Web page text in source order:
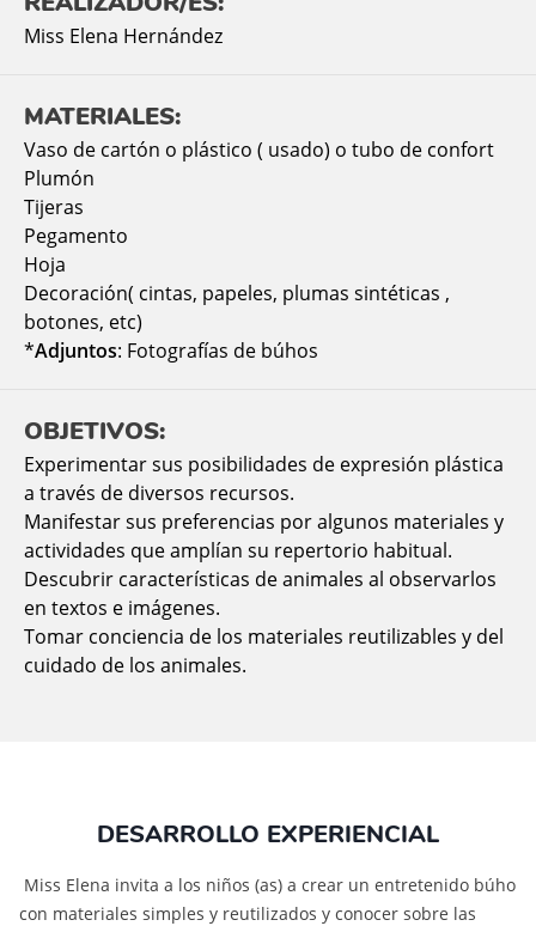
Miss Elena Hernández
MATERIALES:
Vaso de cartón o plástico ( usado) o tubo de confort
Plumón
Tijeras
Pegamento
Hoja
Decoración( cintas, papeles, plumas sintéticas ,
botones, etc)
*Adjuntos: Fotografías de búhos
OBJETIVOS:
Experimentar sus posibilidades de expresión plástica
a través de diversos recursos.
Manifestar sus preferencias por algunos materiales y
actividades que amplían su repertorio habitual.
Descubrir características de animales al observarlos
en textos e imágenes.
Tomar conciencia de los materiales reutilizables y del
cuidado de los animales.
DESARROLLO EXPERIENCIAL
Miss Elena invita a los niños (as) a crear un entretenido búho
con materiales simples y reutilizados y conocer sobre las